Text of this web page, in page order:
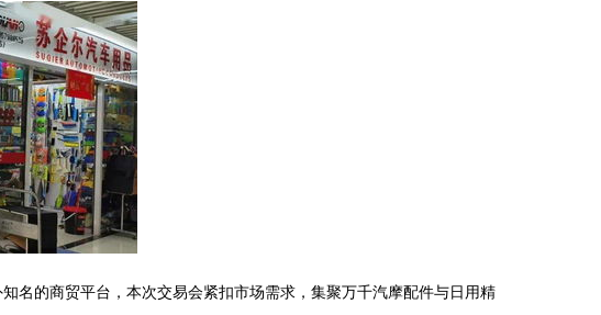
名的商贸平台，本次交易会紧扣市场需求，集聚万千汽摩配件与日用精